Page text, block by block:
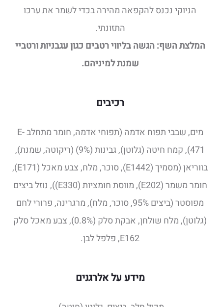
הניוקי נכנס להקפאה מהירה בכדי לשמר את ערכו
התזונתי.
המלצת השף: הגשה בליווי רטבים כגון עגבניות ורטביי
שמנת למיניהם.
רכיבים
מים, שבבי תפוח אדמה (תפוחי אדמה, חומר מתחלב E-
471), קמח חיטה (גלוטן), גבינות (9%) (ריקוטה, שמנת),
בווריאן (מסמיך (E1442), סוכר, מלח, צבע מאכל (E171),
חומר משמר (E202), מווסת חומציות (E330)), נוזל ביצים
מפוסטר (ביצים 95%, סוכר, מלח), מרגרינה, פרורי לחם
(גלוטן), מלח שולחן, אבקת סלק (0.8%), צבע מאכל סלק
E162, פלפל לבן.
מידע על אלרגנים